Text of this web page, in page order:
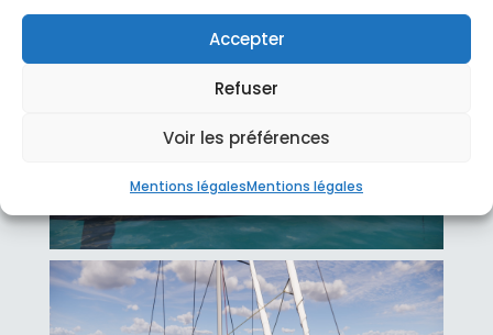
Accepter
Refuser
Voir les préférences
Mentions légalesMentions légales